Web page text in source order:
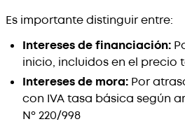
Es importante distinguir entre:
Intereses de financiación:
inicio, incluidos en el precio
Intereses de mora: Por
con IVA tasa básica según
Nº 220/998